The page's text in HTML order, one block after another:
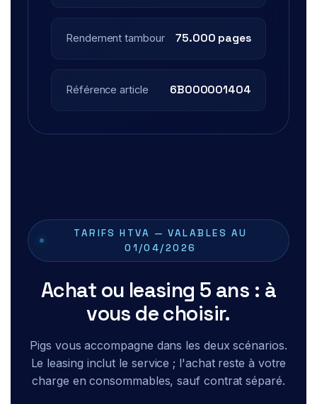
Rendement tambour 75.000 pages
Référence article 6B000001404
TARIFS HTVA — VALABLES AU
01/04/2026
Achat ou leasing 5 ans : à
vous de choisir.
Pigs vous accompagne dans les deux scénarios.
Le leasing inclut le service ; l'achat reste à votre
charge en consommables, sauf contrat séparé.